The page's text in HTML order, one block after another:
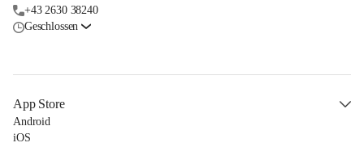
+43 2630 38240
Geschlossen
App Store
Android
iOS